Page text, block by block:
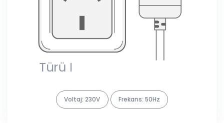
Voltaj: 230V Frekans: 50Hz